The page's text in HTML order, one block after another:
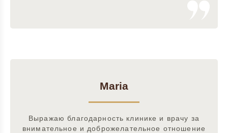
Maria
Выражаю благодарность клинике и врачу за
внимательное и доброжелательное отношение